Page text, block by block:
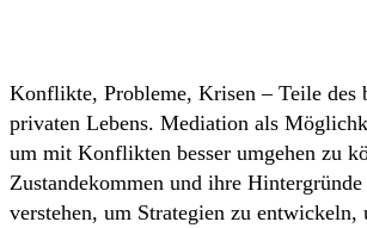
Konflikte, Probleme, Krisen – Teile des
privaten Lebens. Mediation als
um mit Konflikten besser umgehen zu
Zustandekommen und ihre Hintergründe
verstehen, um Strategien zu entwickeln,